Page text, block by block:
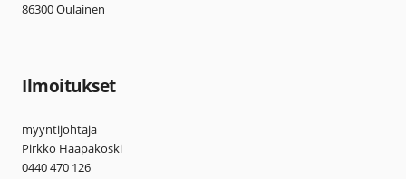
86300 Oulainen
Ilmoitukset
myyntijohtaja
Pirkko Haapakoski
0440 470 126